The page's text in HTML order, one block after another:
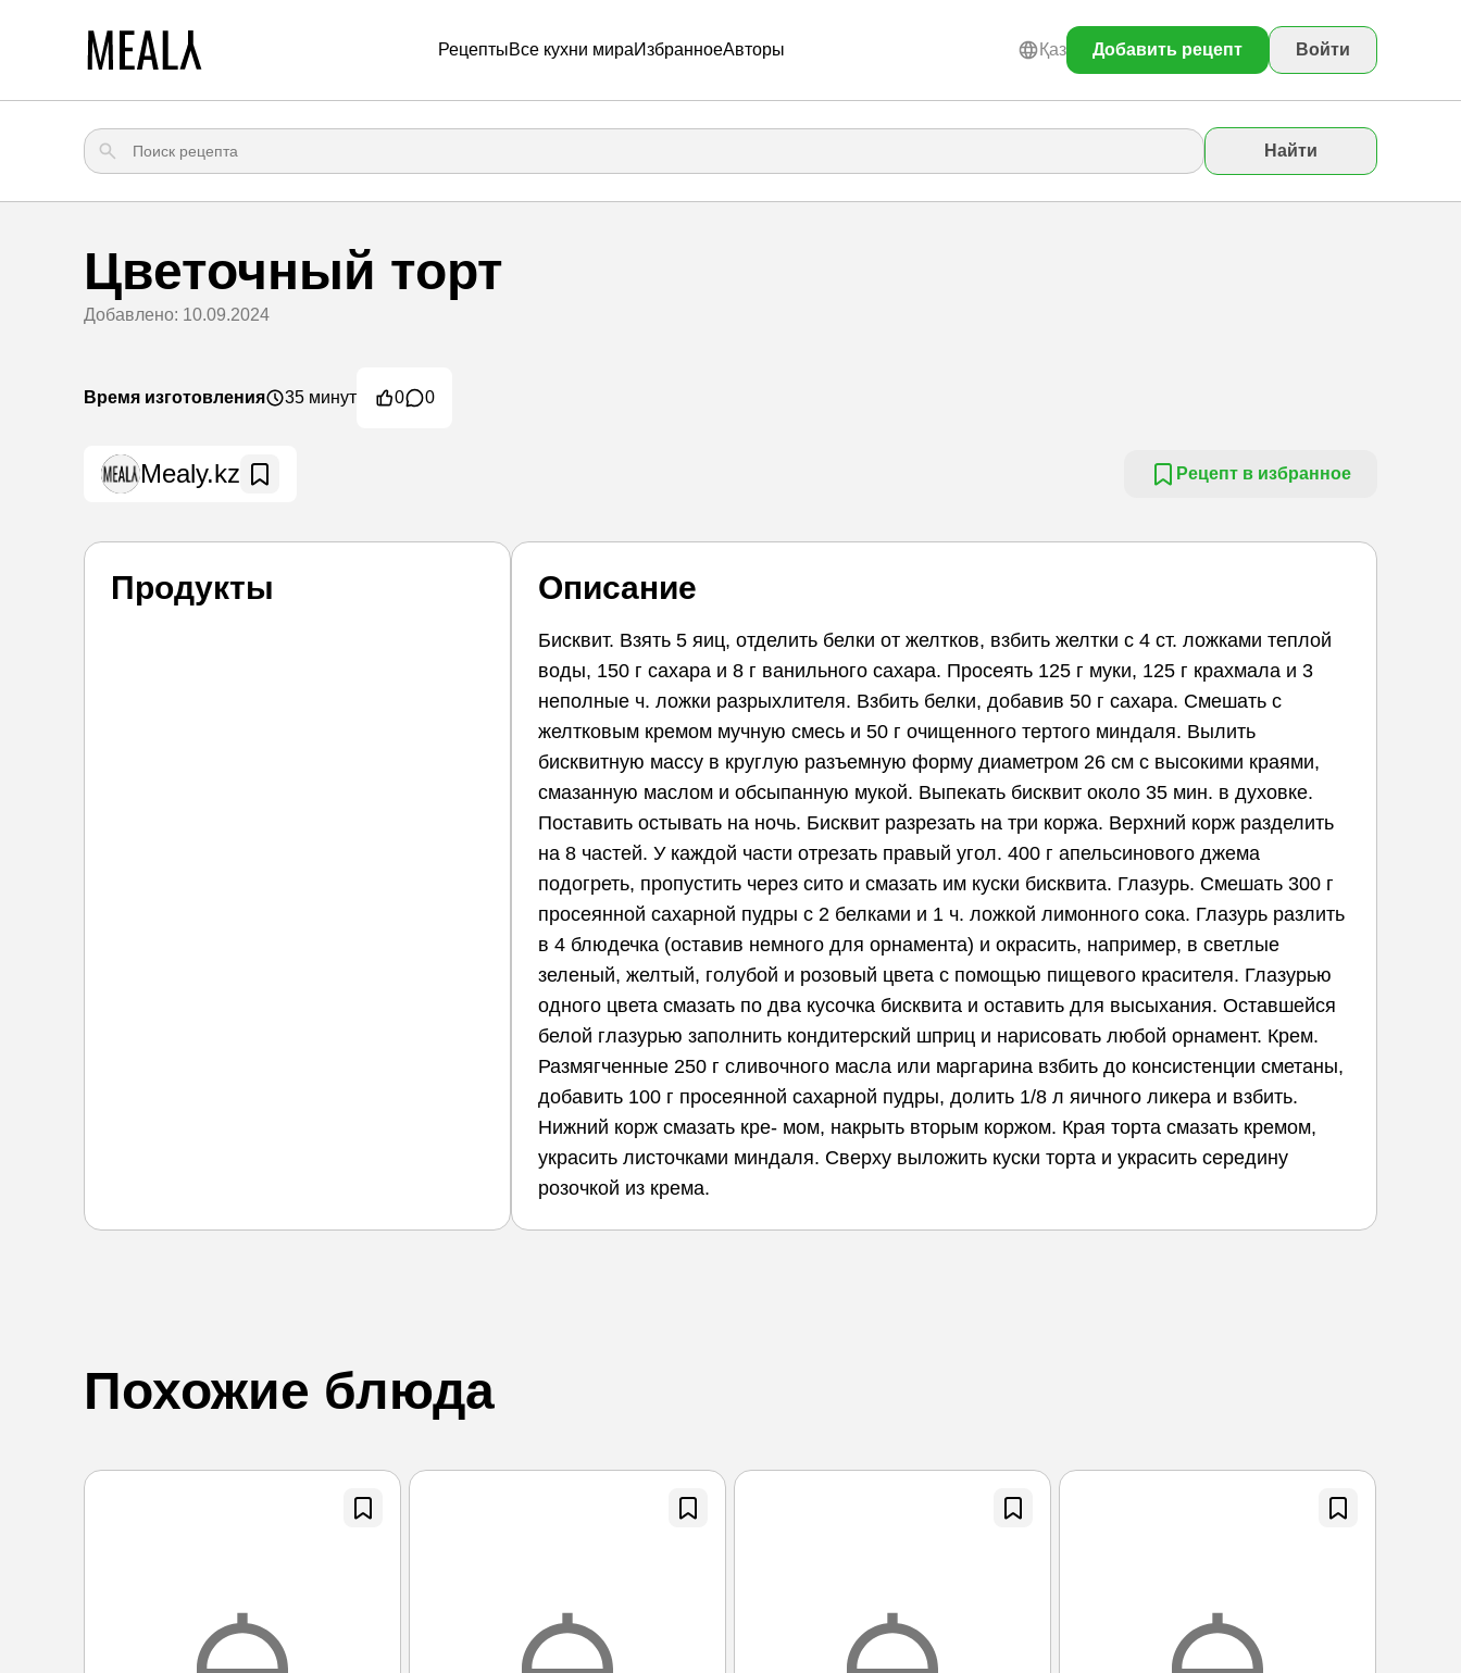
РецептыВсе кухни мираИзбранноеАвторы Қаз Добавить рецепт Войти
Найти
Цветочный торт
Добавлено: 10.09.2024
0 0
Время изготовления 35 минут
Mealy.kz Рецепт в избранное
Продукты Описание
Бисквит. Взять 5 яиц, отделить белки от желтков, взбить желтки с 4 ст. ложками теплой
воды, 150 г сахара и 8 г ванильного сахара. Просеять 125 г муки, 125 г крахмала и 3
неполные ч. ложки разрыхлителя. Взбить белки, добавив 50 г сахара. Смешать с
желтковым кремом мучную смесь и 50 г очищенного тертого миндаля. Вылить
бисквитную массу в круглую разъемную форму диаметром 26 см с высокими краями,
смазанную маслом и обсыпанную мукой. Выпекать бисквит около 35 мин. в духовке.
Поставить остывать на ночь. Бисквит разрезать на три коржа. Верхний корж разделить
на 8 частей. У каждой части отрезать правый угол. 400 г апельсинового джема
подогреть, пропустить через сито и смазать им куски бисквита. Глазурь. Смешать 300 г
просеянной сахарной пудры с 2 белками и 1 ч. ложкой лимонного сока. Глазурь разлить
в 4 блюдечка (оставив немного для орнамента) и окрасить, например, в светлые
зеленый, желтый, голубой и розовый цвета с помощью пищевого красителя. Глазурью
одного цвета смазать по два кусочка бисквита и оставить для высыхания. Оставшейся
белой глазурью заполнить кондитерский шприц и нарисовать любой орнамент. Крем.
Размягченные 250 г сливочного масла или маргарина взбить до консистенции сметаны,
добавить 100 г просеянной сахарной пудры, долить 1/8 л яичного ликера и взбить.
Нижний корж смазать кре- мом, накрыть вторым коржом. Края торта смазать кремом,
украсить листочками миндаля. Сверху выложить куски торта и украсить середину
розочкой из крема.
Похожие блюда